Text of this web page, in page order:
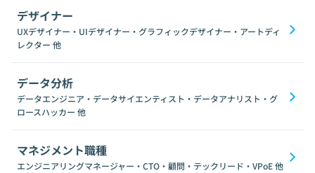
デザイナー
UXデザイナー・UIデザイナー・グラフィックデザイナー・アートディ
レクター 他
データ分析
データエンジニア・データサイエンティスト・データアナリスト・グ
ロースハッカー 他
マネジメント職種
エンジニアリングマネージャー・CTO・顧問・テックリード・VPoE他